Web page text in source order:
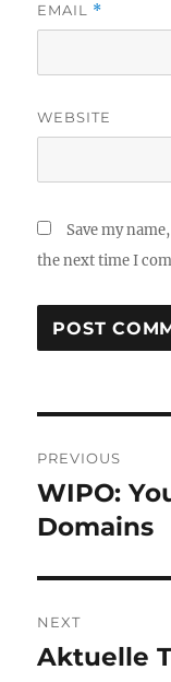
EMAIL *
WEBSITE
Save my
the next time I
PREVIOUS
Previous
post:
WIPO:
Domains
NEXT
Next
Aktuelle